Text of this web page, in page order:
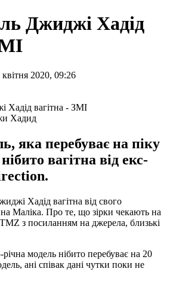
Джиджі Хадід
2020, 09:26
Хадид
яка перебуває на піку
вагітна від екс-
Хадід вагітна від свого
Маліка. Про те, що зірки чекають на
TMZ з посиланням на джерела, близькі
модель нібито перебуває на 20
ані співак дані чутки поки не